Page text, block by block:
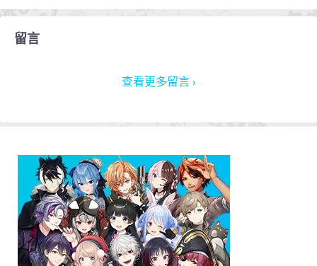
留言
查看更多留言 ›